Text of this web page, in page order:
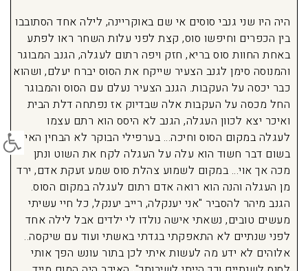
היה היו שני גנבי סוסים אי שם באוקריינה, לילה אחד הסתובבו
בין הכפרים וחיפשו סוס, קצת לפני עלות השחר ראו לפתע
באחת החוות סוס בריא, חזק ויפה רתום לעגלה, הגנב המבוגר
והמנוסה סימן לגנב הצעיר שייקח את הסוס יברח יעלם, ושהוא
כבר יכסה על העקבות. הגנב הצעיר נעלם עם הסוס והמבוגר
החל מכסה על העקבות אלה שבדיוק אז נפתחה דלת הבית
ואיכר יצא לכוון העגלה, הגנב לא היסס הוא רתם עצמו
לעגלה במקום הסוס וחיכה… בערפילי הבוקר לא הבחין האיכר
בשום דבר חשוד הוא עלה על העגלה לקח את השוט ונתן
מכה אך אוי… במקום לשמוע צהלת סוס שמע זעקת אדם, ירד
מן העגלה והנה הוא רואה אדם רתום לעגלה במקום הסוס.
הגנב מיהר להסביר "אני יענקלה, רייב יענקל, כל חיי עשיתי
מעשים טובים, נשאתי אישה נולדו לי ילדים אבל לילה אחד
לפני שנתיים לא התאפקתי בגדתי באשתי ועוד עם שיקסה..
אלוהים לא ידע מה לעשות איתי לכן בתור עונש הפך אותי